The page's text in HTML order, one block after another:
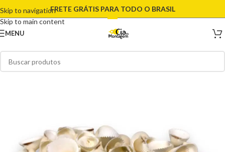
Skip to navigation
Skip to main content
FRETE GRÁTIS PARA TODO O BRASIL
MENU